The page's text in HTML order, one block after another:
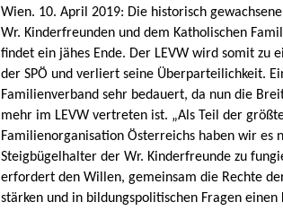
Wien. 10. April 2019: Die historisch
Wr. Kinderfreunden und dem Katholischen
findet ein jähes Ende. Der LEVW wird somit zu
der SPÖ und verliert seine Überparteilichkeit.
Familienverband sehr bedauert, da nun die
mehr im LEVW vertreten ist. „Als Teil der
Familienorganisation Österreichs haben wir es
Steigbügelhalter der Wr. Kinderfreunde zu
erfordert den Willen, gemeinsam die Rechte
stärken und in bildungspolitischen Fragen einen